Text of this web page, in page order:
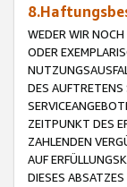
WEDER WIR
ODER
DES
ZEITPUNKT DES
ZAHLENDEN
AUF
DIESES